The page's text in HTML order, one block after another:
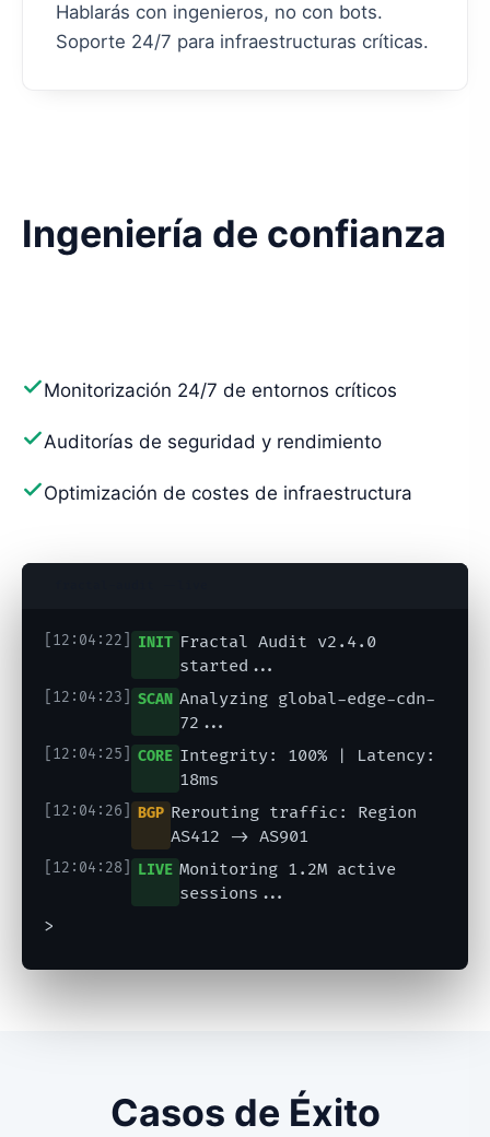
Hablarás con ingenieros, no con bots.
Soporte 24/7 para infraestructuras críticas.
Ingeniería de confianza
Monitorización 24/7 de entornos críticos
Auditorías de seguridad y rendimiento
Optimización de costes de infraestructura
[12:04:22] INIT Fractal Audit v2.4.0
started...
[12:04:23] SCAN Analyzing global-edge-cdn-
72...
[12:04:25] CORE Integrity: 100% | Latency:
18ms
[12:04:26] BGP Rerouting traffic: Region
AS412 -> AS901
[12:04:28] LIVE Monitoring 1.2M active
sessions...
>
Casos de Éxito